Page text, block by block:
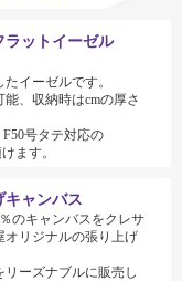
ットイーゼル
イーゼルです。
、収納時はcmの厚さ
号タテ対応の
ます。
ャンバス
のキャンバスをクレサ
オリジナルの張り上げ
リーズナブルに販売し